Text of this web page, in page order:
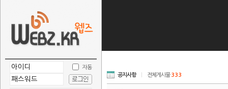
자동
공지사항 전체게시물333